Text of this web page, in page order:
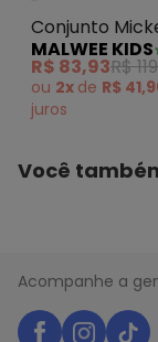
Conjunto
Pastel
MALWEE KIDS
R$ 83,93R$
ou 2x de R$
juros
Você
Acompanhe a